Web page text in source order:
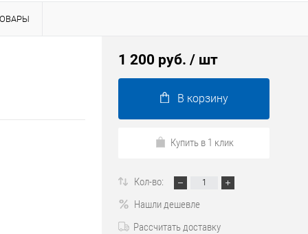
1 200 руб. / шт
В корзину
Купить в 1 клик
Кол-во:
Нашли дешевле
Рассчитать доставку